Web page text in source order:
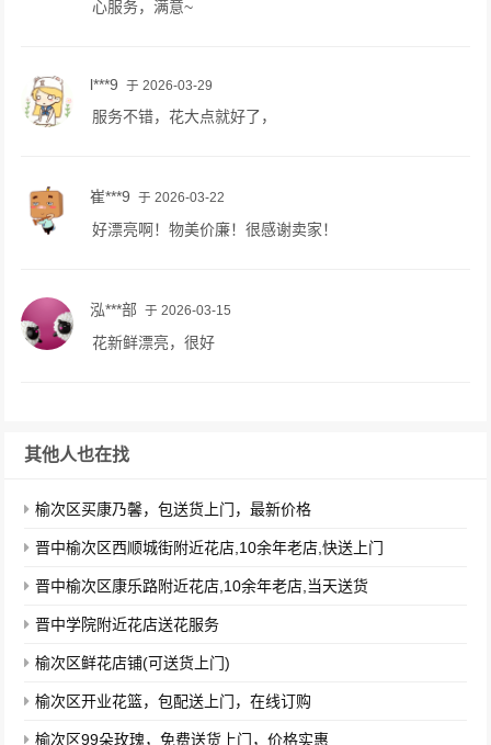
心服务，满意~
l***9 于 2026-03-29
服务不错，花大点就好了，
崔***9 于 2026-03-22
好漂亮啊！物美价廉！很感谢卖家！
泓***部 于 2026-03-15
花新鲜漂亮，很好
其他人也在找
榆次区买康乃馨，包送货上门，最新价格
晋中榆次区西顺城街附近花店,10余年老店,快送上门
晋中榆次区康乐路附近花店,10余年老店,当天送货
晋中学院附近花店送花服务
榆次区鲜花店铺(可送货上门)
榆次区开业花篮，包配送上门，在线订购
榆次区99朵玫瑰，免费送货上门，价格实惠